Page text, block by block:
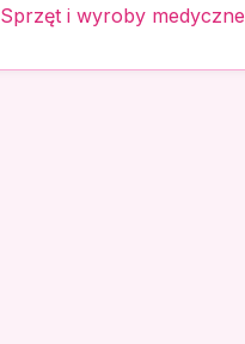
Sprzęt i wyroby medyczne